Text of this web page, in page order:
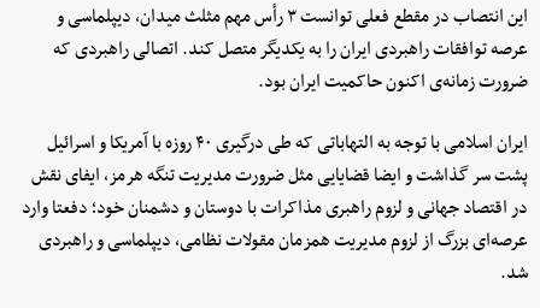
این انتصاب در مقطع فعلی توانست ۳ رأس مهم مثلث میدان، دیپلماسی و
عرصه توافقات راهبردی ایران را به یکدیگر متصل کند. اتصالی راهبردی که
ضرورت زمانه‌ی اکنون حاکمیت ایران بود.
ایران اسلامی با توجه به التهاباتی که طی درگیری ۴۰ روزه با آمریکا و اسرائیل
پشت سر گذاشت و ایضا قضایایی مثل ضرورت مدیریت تنگه هرمز، ایفای نقش
در اقتصاد جهانی و لزوم راهبری مذاکرات با دوستان و دشمنان خود؛ دفعتا وارد
عرصه‌ای بزرگ از لزوم مدیریت همزمان مقولات نظامی، دیپلماسی و راهبردی
شد.